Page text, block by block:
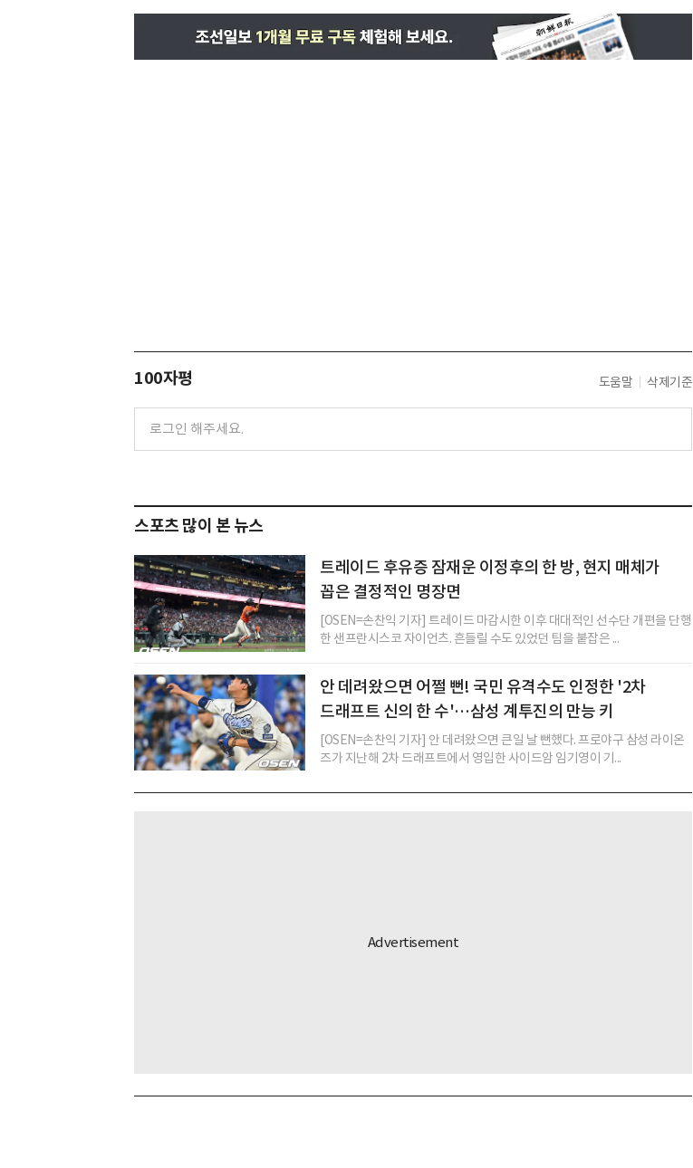
100자평 도움말 삭제기준
스포츠 많이 본 뉴스
트레이드 후유증 잠재운 이정후의 한 방, 현지 매체가
꼽은 결정적인 명장면
[OSEN=손찬익 기자] 트레이드 마감시한 이후 대대적인 선수단 개편을 단행
한 샌프란시스코 자이언츠. 흔들릴 수도 있었던 팀을 붙잡은 ...
안 데려왔으면 어쩔 뻔! 국민 유격수도 인정한 '2차
드래프트 신의 한 수'…삼성 계투진의 만능 키
[OSEN=손찬익 기자] 안 데려왔으면 큰일 날 뻔했다. 프로야구 삼성 라이온
즈가 지난해 2차 드래프트에서 영입한 사이드암 임기영이 기...